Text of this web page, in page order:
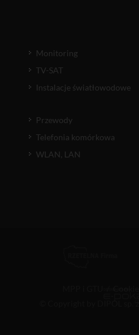
Monitoring
TV-SAT
Instalacje światłowodowe
Przewody
Telefonia komórkowa
WLAN, LAN